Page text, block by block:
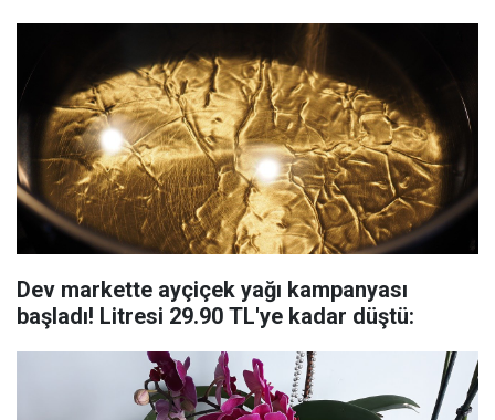
Dev markette ayçiçek yağı kampanyası
başladı! Litresi 29.90 TL'ye kadar düştü: